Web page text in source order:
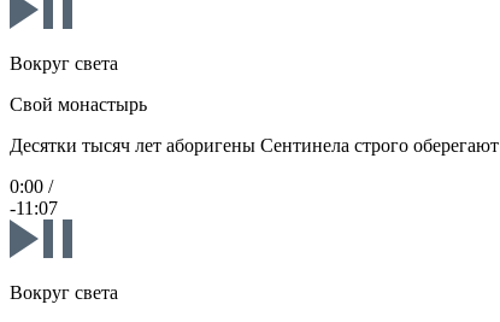
Вокруг света
Свой монастырь
Десятки тысяч лет аборигены Сентинела строго
0:00 /
-11:07
Вокруг света